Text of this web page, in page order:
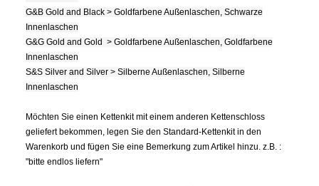
G&B Gold and Black > Goldfarbene Außenlaschen, Schwarze
Innenlaschen
G&G Gold and Gold > Goldfarbene Außenlaschen, Goldfarbene
Innenlaschen
S&S Silver and Silver > Silberne Außenlaschen, Silberne
Innenlaschen
Möchten Sie einen Kettenkit mit einem anderen Kettenschloss
geliefert bekommen, legen Sie den Standard-Kettenkit in den
Warenkorb und fügen Sie eine Bemerkung zum Artikel hinzu. z.B. :
"bitte endlos liefern"